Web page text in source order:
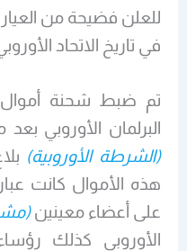
للعلن فضيحة من
في تاريخ الاتحاد
تم ضبط شحنة
البرلمان الأوروبي
(الشرطة الأوروبية)
هذه الأموال كانت
على أعضاء معينين
الأوروبي كذلك